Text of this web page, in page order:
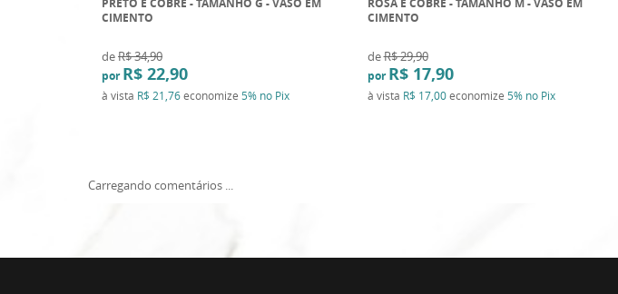
CIMENTO
deR$ 34,90
por R$ 22,90
à vista R$ 21,76economize 5% no Pix
CIMENTO
deR$ 29,90
por R$ 17,90
à vista R$ 17,00economize 5% no Pix
Carregando comentários ...